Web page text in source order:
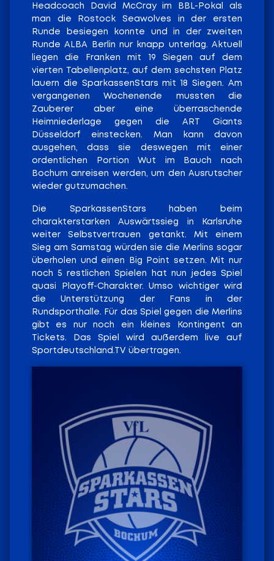
Headcoach David McCray im BBL-Pokal als
man die Rostock Seawolves in der ersten
Runde besiegen konnte und in der zweiten
Runde ALBA Berlin nur knapp unterlag. Aktuell
liegen die Franken mit 19 Siegen auf dem
vierten Tabellenplatz, auf dem sechsten Platz
lauern die SparkassenStars mit 18 Siegen. Am
vergangenen Wochenende mussten die
Zauberer aber eine überraschende
Heimniederlage gegen die ART Giants
Düsseldorf einstecken. Man kann davon
ausgehen, dass sie deswegen mit einer
ordentlichen Portion Wut im Bauch nach
Bochum anreisen werden, um den Ausrutscher
wieder gutzumachen.
Die SparkassenStars haben beim
charakterstarken Auswärtssieg in Karlsruhe
weiter Selbstvertrauen getankt. Mit einem
Sieg am Samstag würden sie die Merlins sogar
überholen und einen Big Point setzen. Mit nur
noch 5 restlichen Spielen hat nun jedes Spiel
quasi Playoff-Charakter. Umso wichtiger wird
die Unterstützung der Fans in der
Rundsporthalle. Für das Spiel gegen die Merlins
gibt es nur noch ein kleines Kontingent an
Tickets. Das Spiel wird außerdem live auf
Sportdeutschland.TV übertragen.